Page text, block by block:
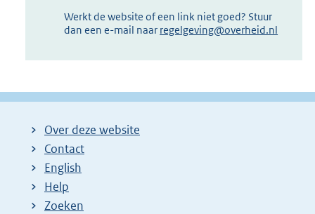
Werkt de website of een link niet goed? Stuur
dan een e-mail naar regelgeving@overheid.nl
Over deze website
Contact
English
Help
Zoeken